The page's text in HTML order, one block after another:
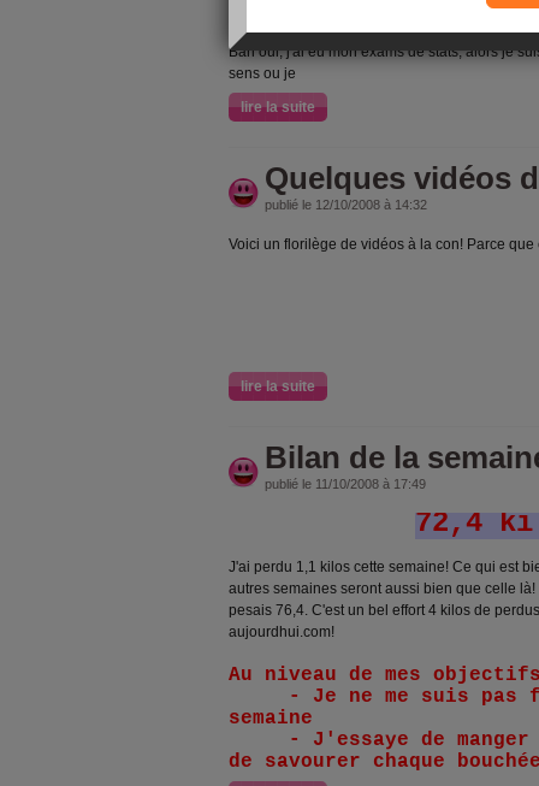
m'en achèterai demain pour me récompenser
Bah oui, j'ai eu mon exams de stats, alors je
sens ou je
lire la suite
Quelques vidéos
publié le 12/10/2008 à 14:32
Voici un florilège de vidéos à la con! Parce que
lire la suite
Bilan de la
publié le 11/10/2008 à 17:49
72,4
J'ai perdu 1,1 kilos cette semaine! Ce qui est
autres semaines seront aussi bien que celle
pesais 76,4. C'est un bel effort 4 kilos de
aujourdhui.com!
Au niveau de mes
- Je ne me suis pas
semaine
- J'essaye de manger
de savourer chaque